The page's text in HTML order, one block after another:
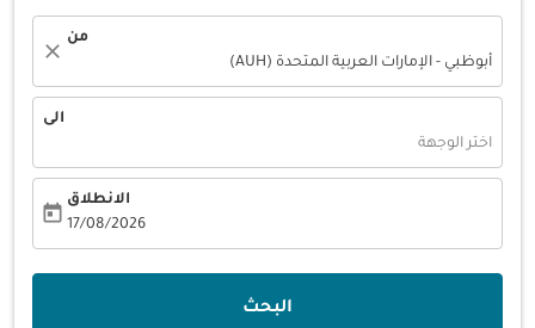
من
أبوظبي - الإمارات العربية المتحدة (AUH)
close
الى
اختر الوجهة
الانطلاق
17/08/2026
today
البحث